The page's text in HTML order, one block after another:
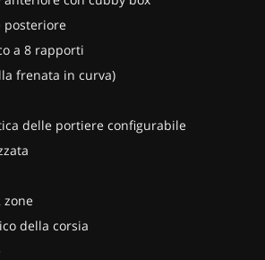
posteriore
a 8 rapporti
frenata in curva)
delle portiere configurabile
zone
della corsia